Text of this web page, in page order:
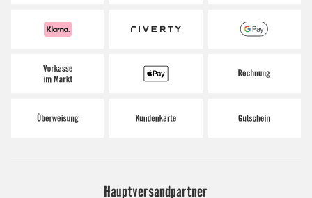
Hauptversandpartner